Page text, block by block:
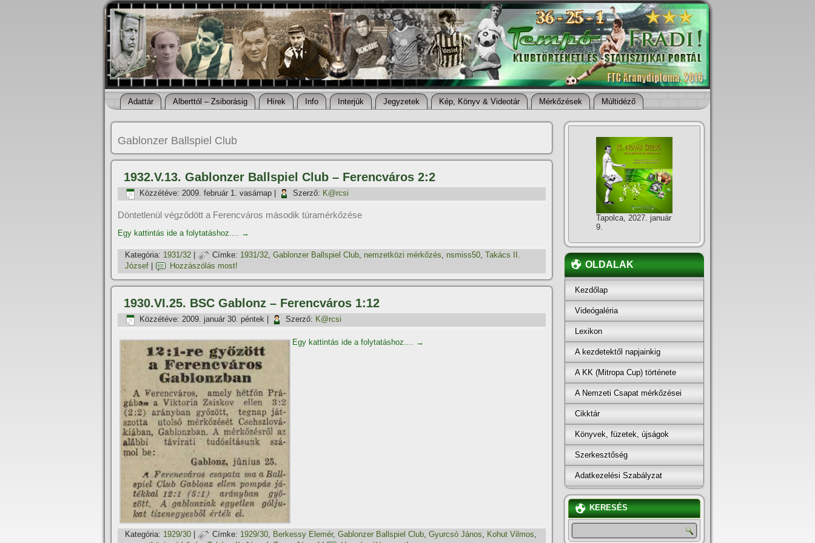
Adattár Alberttól – Zsiborásig Hí­rek Info Interjúk Jegyzetek Kép, Könyv & Videotár Mérkőzések Múltidéző
Gablonzer Ballspiel Club
1932.V.13. Gablonzer Ballspiel Club – Ferencváros 2:2
Közzétéve: 2009. február 1. vasárnap Szerző: K@rcsi
Döntetlenül végződött a Ferencváros második túramérkőzése
Egy kattintás ide a folytatáshoz.... →
Kategória: 1931/32 Címke: 1931/32, Gablonzer Ballspiel Club, nemzetközi mérkőzés, nsmiss50, Takács II.
József
Hozzászólás most!
1930.VI.25. BSC Gablonz – Ferencváros 1:12
Közzétéve: 2009. január 30. péntek Szerző: K@rcsi
Egy kattintás ide a folytatáshoz.... →
Kategória: 1929/30 Címke: 1929/30, Berkessy Elemér, Gablonzer Ballspiel Club, Gyurcsó János, Kohut Vilmos,
Tapolca, 2027. január
9.
OLDALAK
Kezdőlap
Videógaléria
Lexikon
A kezdetektől napjainkig
A KK (Mitropa Cup) története
A Nemzeti Csapat mérkőzései
Cikktár
Könyvek, füzetek, újságok
Szerkesztőség
Adatkezelési Szabályzat
KERESÉS